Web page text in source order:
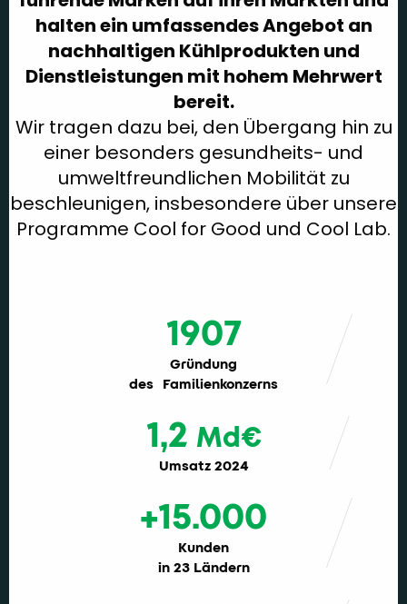
halten ein umfassendes Angebot an
nachhaltigen Kühlprodukten und
Dienstleistungen mit hohem Mehrwert
bereit.
Wir tragen dazu bei, den Übergang hin zu
einer besonders gesundheits- und
umweltfreundlichen Mobilität zu
beschleunigen, insbesondere über unsere
Programme Cool for Good und Cool Lab.
1907
Gründung
des Familienkonzerns
1,2 Md€
Umsatz 2024
+15.000
Kunden
in 23 Ländern